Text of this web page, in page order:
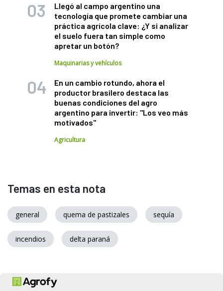
Llegó al campo argentino una
tecnología que promete cambiar una
práctica agrícola clave: ¿Y si analizar
el suelo fuera tan simple como
apretar un botón?
Maquinarias y vehículos
En un cambio rotundo, ahora el
productor brasilero destaca las
buenas condiciones del agro
argentino para invertir: "Los veo más
motivados"
Agricultura
Temas en esta nota
general quema de pastizales sequía
incendios delta paraná